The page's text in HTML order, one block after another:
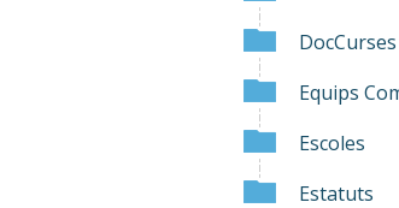
DocCurses
Equips
Escoles
Estatuts